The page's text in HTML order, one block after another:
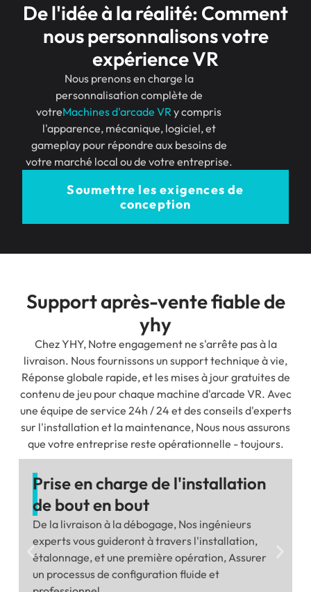
De l'idée à la réalité: Comment
nous personnalisons votre
expérience VR
Nous prenons en charge la
personnalisation complète de
votreMachines d'arcade VRy compris
l'apparence, mécanique, logiciel, et
gameplay pour répondre aux besoins de
votre marché local ou de votre entreprise.
Soumettre les exigences de
conception
Support après-vente fiable de
yhy
Chez YHY, Notre engagement ne s'arrête pas à la
livraison. Nous fournissons un support technique à vie,
Réponse globale rapide, et les mises à jour gratuites de
contenu de jeu pour chaque machine d'arcade VR. Avec
une équipe de service 24h / 24 et des conseils d'experts
sur l'installation et la maintenance, Nous nous assurons
que votre entreprise reste opérationnelle - toujours.
Prise en charge de l'installation
de bout en bout
De la livraison à la débogage, Nos ingénieurs
experts vous guideront à travers l'installation,
étalonnage, et une première opération, Assurer
un processus de configuration fluide et